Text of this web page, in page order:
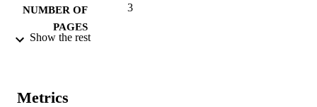
NUMBER OF
PAGES
3
ACADEMIC
Show the rest
Metrics